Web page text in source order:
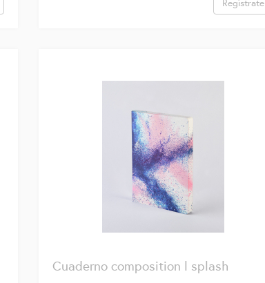
Regístrate
Cuaderno composition l splash